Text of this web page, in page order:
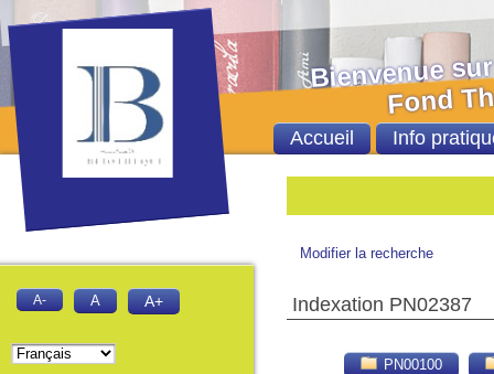
Modifier la recherche
Indexation PN02387
PN00100
Bienvenue sur
Fond Thèses
Accueil Info
A- A A+